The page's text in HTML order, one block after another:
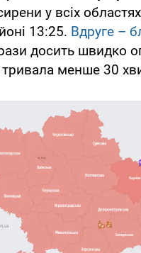
у всіх областях
13:25. Вдруге –
досить швидко
тривала менше 30